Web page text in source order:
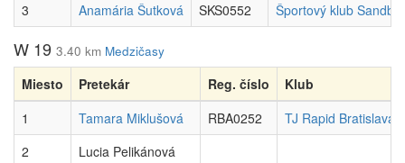
3
Anamária Šutková SKS0552 Športový klub
W 19 3.40 km Medzičasy
Miesto Pretekár Reg. číslo
Klub
1
Tamara Miklušová RBA0252
TJ Rapid Bratislava
2
Lucia Pelikánová